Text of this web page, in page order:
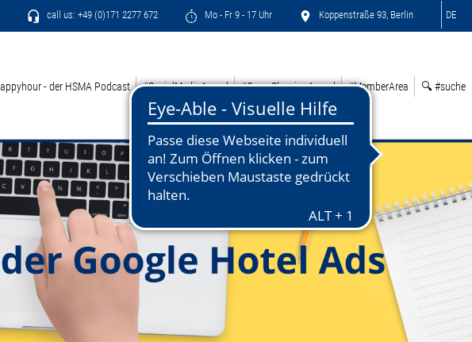
call us: +49 (0)171 2277 672 Mo - Fr 9 - 17 Uhr Koppenstraße 93, Berlin DE
- der HSMA Podcast #SocialMediaAward #GreenSleepingAward #MemberArea 🔍 #suche